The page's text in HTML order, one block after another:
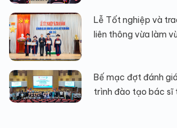
Lễ Tốt nghiệp và
liên thông vừa làm
Bế mạc đợt đánh
trình đào tạo bác sĩ